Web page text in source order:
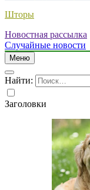
Шторы
Новостная рассылка
Случайные новости
Меню
Найти:
Заголовки